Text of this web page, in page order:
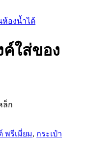
ห้องน้ำได้
ค์ใส่ของ
ล็ก
พรีเมี่ยม, กระเป๋า